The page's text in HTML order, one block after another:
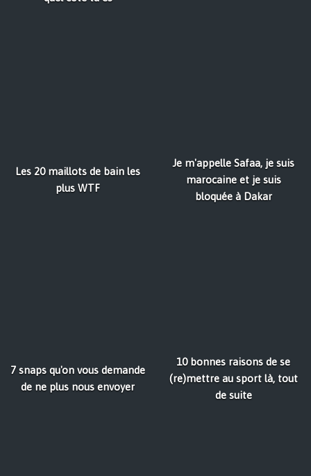
Les 20 maillots de bain les
plus WTF
Je m'appelle Safaa, je suis
marocaine et je suis
bloquée à Dakar
7 snaps qu'on vous demande
de ne plus nous envoyer
10 bonnes raisons de se
(re)mettre au sport là, tout
de suite